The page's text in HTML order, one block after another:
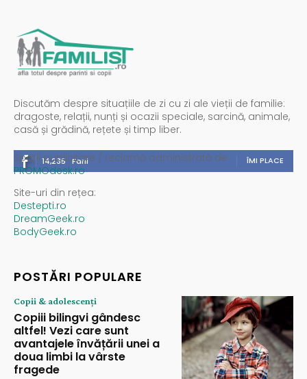
Discutăm despre situațiile de zi cu zi ale vieții de familie:
dragoste, relații, nunți și ocazii speciale, sarcină, animale,
casă și grădină, rețete și timp liber.
14,235 Fani ÎMI PLACE
Spații publicitare / reclamă administrată de
PROMOdesk.ro
Site-uri din rețea:
Destepti.ro
DreamGeek.ro
BodyGeek.ro
POSTĂRI POPULARE
Copii & adolescenți
Copiii bilingvi gândesc
altfel! Vezi care sunt
avantajele învățării unei a
doua limbi la vârste
fragede